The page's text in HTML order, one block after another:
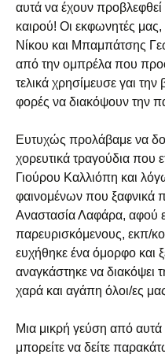
αυτά να έχουν
καιρού! Οι εκφωνητές
Νίκου και Μπαμπάτσης
από την ομπρέλα που
τελικά χρησίμευσε γαι
φορές να διακόψουν την
Ευτυχώς προλάβαμε να
χορευτικά τραγούδια που
Γιούρου Καλλιόπη και
φαινομένων που ξαφνικά
Αναστασία Λαφάρα, αφού
παρευρισκόμενους, εκπ/
ευχήθηκε ένα όμορφο και
αναγκάστηκε να διακόψει
χαρά και αγάπη όλοι/ες
Μια μικρή γεύση από
μπορείτε να δείτε